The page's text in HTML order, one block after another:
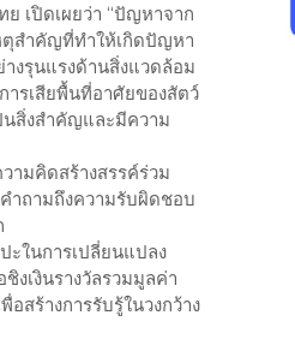
เปิดเผยว่า “ปัญหาจาก
ตุสำคัญที่ทำให้เกิดปัญหา
งรุนแรงด้านสิ่งแวดล้อม
รเสียพื้นที่อาศัยของสัตว์
นสิ่งสำคัญและมีความ
ามคิดสร้างสรรค์ร่วม
ำถามถึงความรับผิดชอบ
ะในการเปลี่ยนแปลง
งเงินรางวัลรวมมูลค่า
สร้างการรับรู้ในวงกว้าง